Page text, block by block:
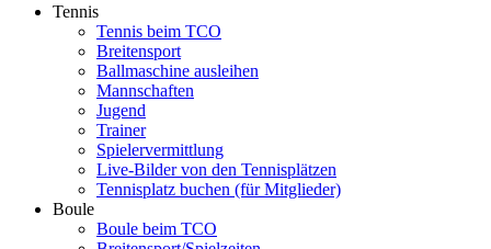
Tennis
Tennis beim TCO
Breitensport
Ballmaschine ausleihen
Mannschaften
Jugend
Trainer
Spielervermittlung
Live-Bilder von den Tennisplätzen
Tennisplatz buchen (für Mitglieder)
Boule
Boule beim TCO